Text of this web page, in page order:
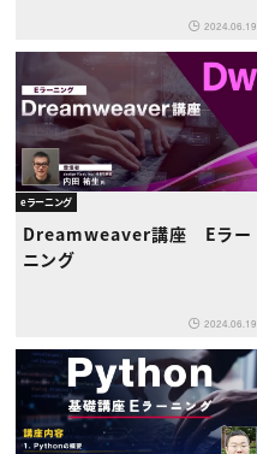
2024.06.19
eラーニング
Dreamweaver講座 Eラー
ニング
2024.06.19